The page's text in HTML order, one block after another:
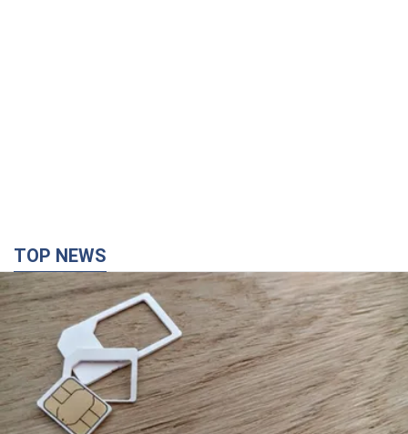
Мобильные операторы подняли тарифы "до
предела", но качество связи ухудшилось:
стоит ли жаловаться на цены
Почему цены на мобильную связь выросли в разы и как
улучшить качество интернета в телефоне
3 часа назад 16,7 т.